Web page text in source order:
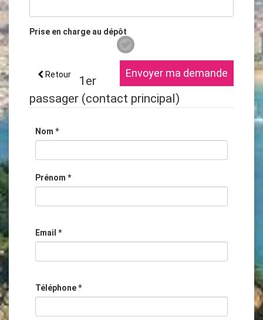
Prise en charge au dépôt
Envoyer ma demande
Retour
1er
passager (contact principal)
Nom *
Prénom *
Email *
Téléphone*